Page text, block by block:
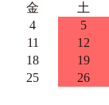
金
土
4
5
11
12
18
19
25
26